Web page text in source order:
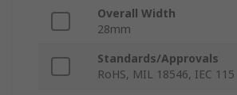
Overall Width
28mm
Standards/Approvals
RoHS, MIL 18546, IEC 115